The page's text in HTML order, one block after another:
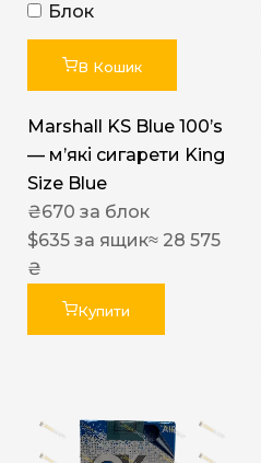
Блок
В Кошик
Marshall KS Blue 100’s
— м’які сигарети King
Size Blue
₴670 за блок
$635 за ящик≈ 28 575
₴
Купити